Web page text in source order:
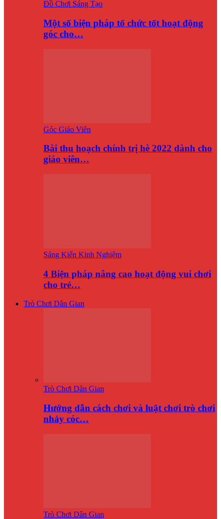
Đồ Chơi Sáng Tạo
Một số biện pháp tổ chức tốt hoạt động
góc cho…
Góc Giáo Viên
Bài thu hoạch chính trị hè 2022 dành cho
giáo viên…
Sáng Kiến Kinh Nghiệm
4 Biện pháp nâng cao hoạt động vui chơi
cho trẻ…
Trò Chơi Dân Gian
Trò Chơi Dân Gian
Hướng dẫn cách chơi và luật chơi trò chơi
nhảy cóc…
Trò Chơi Dân Gian